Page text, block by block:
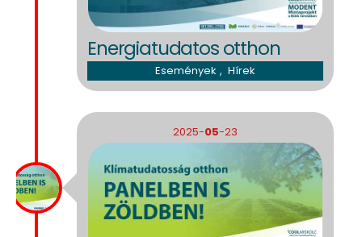
Energiatudatos otthon
Események , Hírek
2025-05-23